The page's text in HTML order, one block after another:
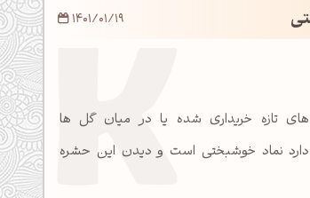
تازه خریداری شده یا در میان گل ها
نماد خوشبختی است و دیدن این حشره
1401/01/19